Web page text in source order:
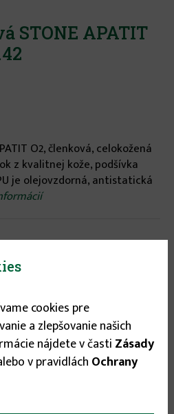
STONE APATIT
O2, členková, celokožená
z kvalitnej kože, podšívka
je olejovzdorná, antistatická
cookies pre
a zlepšovanie našich
nájdete v časti Zásady
v pravidlách Ochrany